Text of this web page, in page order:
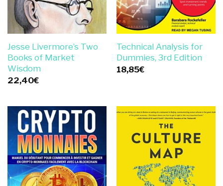
Jesse Livermore’s Two
Books of Market
Wisdom
22,40€
Technical Analysis for
Dummies, 3rd Edition
18,85€